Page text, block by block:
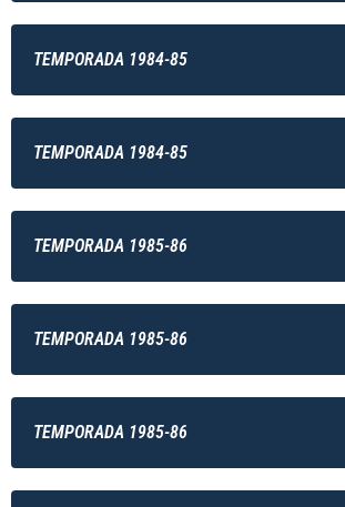
TEMPORADA 1984-85
TEMPORADA 1984-85
TEMPORADA 1985-86
TEMPORADA 1985-86
TEMPORADA 1985-86